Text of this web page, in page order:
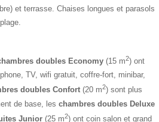
et terrasse. Chaises longues et parasols
doubles Economy (15 m2) ont
TV, wifi gratuit, coffre-fort, minibar,
doubles Confort (20 m2) sont plus
de base, les chambres doubles Deluxe
Junior (25 m2) ont coin salon et grand